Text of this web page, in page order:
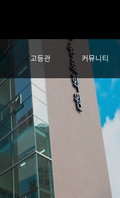
고등관 커뮤니티